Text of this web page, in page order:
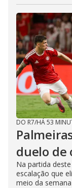
DO R7/HÁ 53
duelo de
Na partida
escalação que
meio da semana